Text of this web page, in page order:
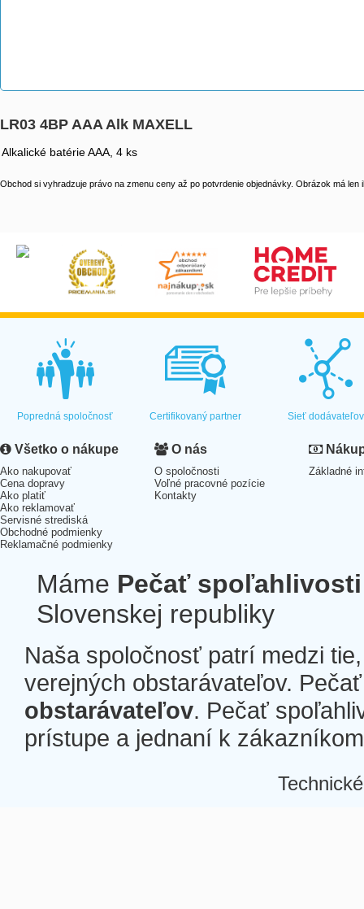
LR03 4BP AAA Alk MAXELL
Alkalické batérie AAA, 4 ks
Obchod si vyhradzuje právo na zmenu ceny až po potvrdenie objednávky. Obrázok má len
Popredná spoločnosť Certifikovaný partner Sieť dodávateľov
Všetko o nákupe
Ako nakupovať
Cena dopravy
Ako platiť
Ako reklamovať
Servisné strediská
Obchodné podmienky
Reklamačné podmienky
O nás
O spoločnosti
Voľné pracovné pozície
Kontakty
Základné
Máme Pečať spoľahlivosti
Slovenskej republiky
Naša spoločnosť patrí medzi
verejných obstarávateľov.
obstarávateľov. Pečať
prístupe a jednaní k